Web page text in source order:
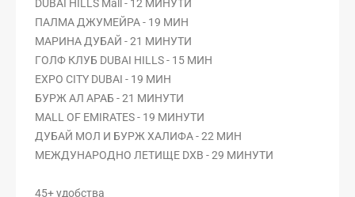
DUBAI HILLS Mall - 12 МИНУТИ
ПАЛМА ДЖУМЕЙРА - 19 МИН
МАРИНА ДУБАЙ - 21 МИНУТИ
ГОЛФ КЛУБ DUBAI HILLS - 15 МИН
EXPO CITY DUBAI - 19 МИН
БУРЖ АЛ АРАБ - 21 МИНУТИ
MALL OF EMIRATES - 19 МИНУТИ
ДУБАЙ МОЛ И БУРЖ ХАЛИФА - 22 МИН
МЕЖДУНАРОДНО ЛЕТИЩЕ DXB - 29 МИНУТИ
45+ удобства